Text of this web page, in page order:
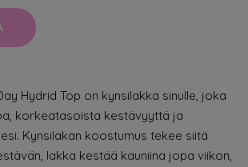
Hydrid Top on kynsilakka sinulle, joka
korkeatasoista kestävyyttä ja
Kynsilakan koostumus tekee siitä
lakka kestää kauniina jopa viikon,